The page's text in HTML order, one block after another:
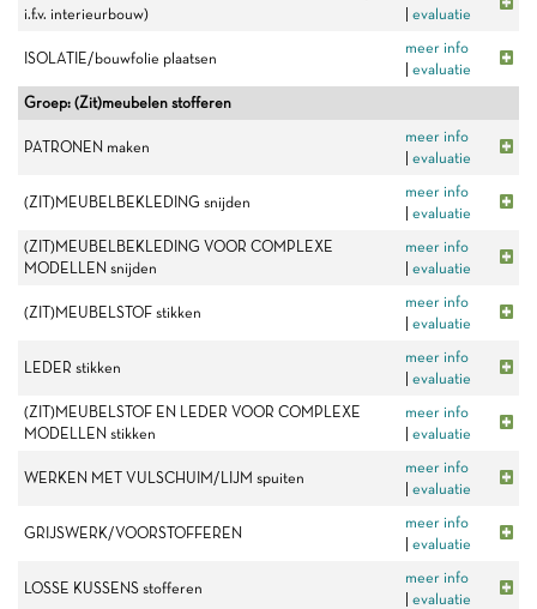
i.f.v. interieurbouw)
evaluatie
ISOLATIE/bouwfolie plaatsen
meer info
evaluatie
Groep: (Zit)meubelen stofferen
PATRONEN maken
meer info
evaluatie
(ZIT)MEUBELBEKLEDING snijden
meer info
evaluatie
(ZIT)MEUBELBEKLEDING VOOR COMPLEXE
MODELLEN snijden
meer info
evaluatie
(ZIT)MEUBELSTOF stikken
meer info
evaluatie
LEDER stikken
meer info
evaluatie
(ZIT)MEUBELSTOF EN LEDER VOOR COMPLEXE
MODELLEN stikken
meer info
evaluatie
WERKEN MET VULSCHUIM/LIJM spuiten
meer info
evaluatie
GRIJSWERK/VOORSTOFFEREN
meer info
evaluatie
LOSSE KUSSENS stofferen
meer info
evaluatie